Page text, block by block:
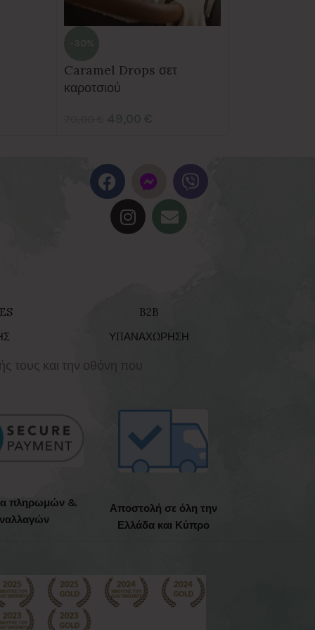
Caramel Drops σετ
καροτσιού
B2B
ΥΠΑΝΑΧΩΡΗΣΗ
τους και την οθόνη που
πληρωμών &
Αποστολή σε όλη την
Ελλάδα και Κύπρο